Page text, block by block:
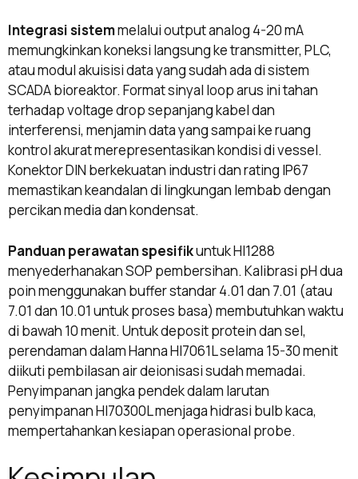
Integrasi sistemmelalui output analog 4-20 mA
memungkinkan koneksi langsung ke transmitter, PLC,
atau modul akuisisi data yang sudah ada di sistem
SCADA bioreaktor. Format sinyal loop arus ini tahan
terhadap voltage drop sepanjang kabel dan
interferensi, menjamin data yang sampai ke ruang
kontrol akurat merepresentasikan kondisi di vessel.
Konektor DIN berkekuatan industri dan rating IP67
memastikan keandalan di lingkungan lembab dengan
percikan media dan kondensat.
Panduan perawatan spesifikuntuk HI1288
menyederhanakan SOP pembersihan. Kalibrasi pH dua
poin menggunakan buffer standar 4.01 dan 7.01 (atau
7.01 dan 10.01 untuk proses basa) membutuhkan waktu
di bawah 10 menit. Untuk deposit protein dan sel,
perendaman dalam Hanna HI7061L selama 15-30 menit
diikuti pembilasan air deionisasi sudah memadai.
Penyimpanan jangka pendek dalam larutan
penyimpanan HI70300L menjaga hidrasi bulb kaca,
mempertahankan kesiapan operasional probe.